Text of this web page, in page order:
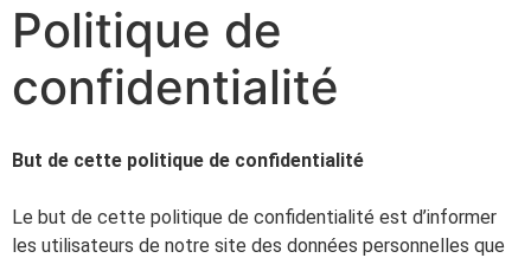
Politique de
confidentialité
But de cette politique de confidentialité
Le but de cette politique de confidentialité est d’informer
les utilisateurs de notre site des données personnelles que